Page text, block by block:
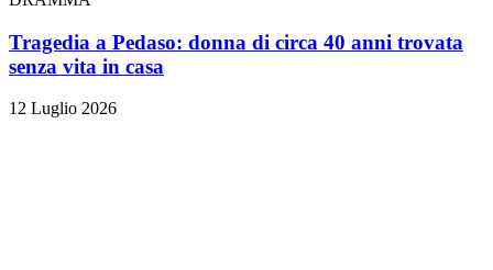
Tragedia a Pedaso: donna di circa 40 anni trovata
senza vita in casa
12 Luglio 2026